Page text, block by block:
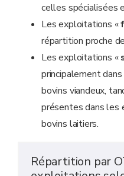
celles spécialisées
Les exploitations «
répartition proche
Les exploitations «
principalement
bovins viandeux,
présentes dans les
bovins laitiers.
Répartition par